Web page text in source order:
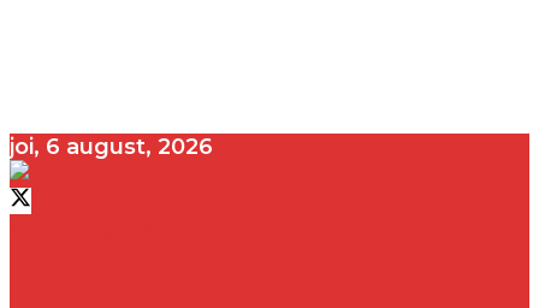
joi, 6 august, 2026